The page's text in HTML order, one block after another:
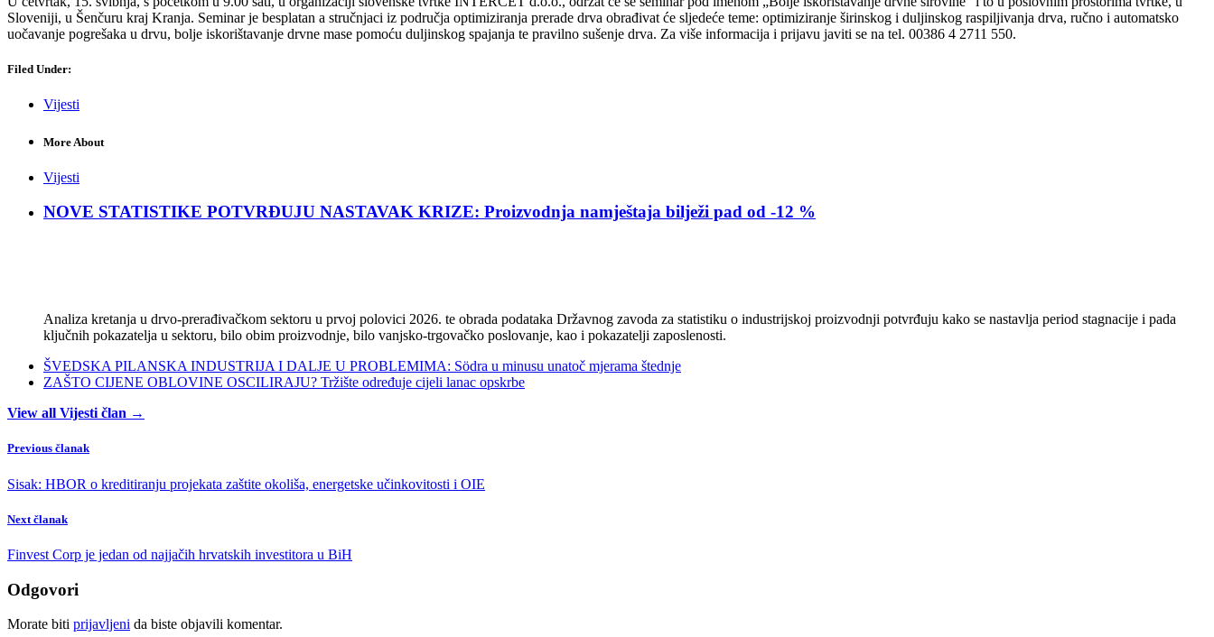
Sloveniji, u Šenčuru kraj Kranja. Seminar je besplatan a stručnjaci iz područja optimiziranja prerade drva obrađivat će sljedeće teme: optimiziranje širinskog i duljinskog raspiljivanja drva, ručno i automatsko
uočavanje pogrešaka u drvu, bolje iskorištavanje drvne mase pomoću duljinskog spajanja te pravilno sušenje drva. Za više informacija i prijavu javiti se na tel. 00386 4 2711 550.
Filed Under:
Vijesti
More About
Vijesti
NOVE STATISTIKE POTVRĐUJU NASTAVAK KRIZE: Proizvodnja namještaja bilježi pad od -12 %
Analiza kretanja u drvo-prerađivačkom sektoru u prvoj polovici 2026. te obrada podataka Državnog zavoda za statistiku o industrijskoj proizvodnji potvrđuju kako se nastavlja period stagnacije i pada
ključnih pokazatelja u sektoru, bilo obim proizvodnje, bilo vanjsko-trgovačko poslovanje, kao i pokazatelji zaposlenosti.
ŠVEDSKA PILANSKA INDUSTRIJA I DALJE U PROBLEMIMA: Södra u minusu unatoč mjerama štednje
ZAŠTO CIJENE OBLOVINE OSCILIRAJU? Tržište određuje cijeli lanac opskrbe
View all Vijesti član →
Previous članak
Sisak: HBOR o kreditiranju projekata zaštite okoliša, energetske učinkovitosti i OIE
Next članak
Finvest Corp je jedan od najjačih hrvatskih investitora u BiH
Odgovori
Morate biti prijavljeni da biste objavili komentar.